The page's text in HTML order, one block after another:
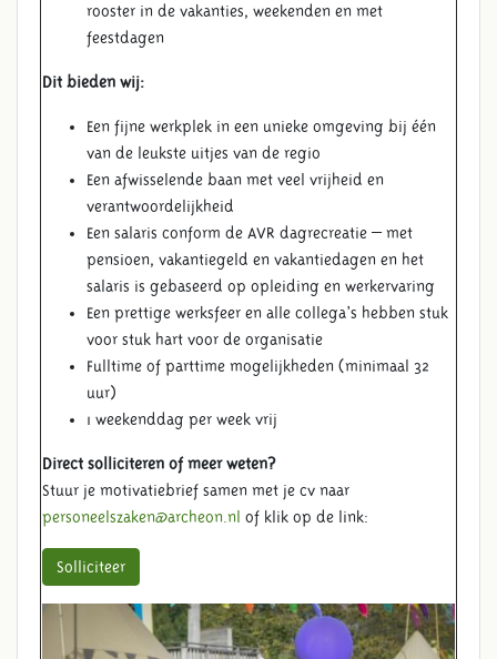
rooster in de vakanties, weekenden en met
feestdagen
Dit bieden wij:
Een fijne werkplek in een unieke omgeving bij één
van de leukste uitjes van de regio
Een afwisselende baan met veel vrijheid en
verantwoordelijkheid
Een salaris conform de AVR dagrecreatie – met
pensioen, vakantiegeld en vakantiedagen en het
salaris is gebaseerd op opleiding en werkervaring
Een prettige werksfeer en alle collega’s hebben stuk
voor stuk hart voor de organisatie
Fulltime of parttime mogelijkheden (minimaal 32
uur)
1 weekenddag per week vrij
Direct solliciteren of meer weten?
Stuur je motivatiebrief samen met je cv naar
personeelszaken@archeon.nl of klik op de link:
Solliciteer